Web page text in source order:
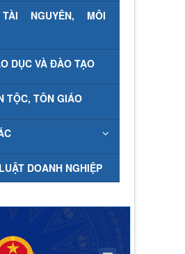
NGUYÊN, MÔI
DỤC VÀ ĐÀO TẠO
TỘC, TÔN GIÁO
DOANH NGHIỆP